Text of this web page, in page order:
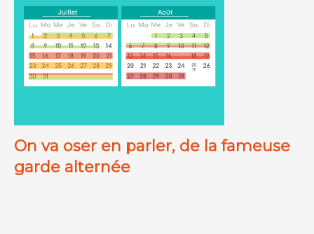
On va oser en parler, de la fameuse
garde alternée